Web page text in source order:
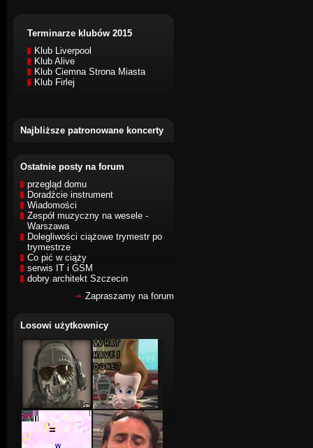
Terminarze klubów 2015
Klub Liverpool
Klub Alive
Klub Ciemna Strona Miasta
Klub Firlej
Najbliższe patronowane koncerty
Ostatnie posty na forum
przegląd domu
Doradźcie instrument
Wiadomości
Zespół muzyczny na wesele -
Warszawa
Dolegliwości ciążowe trymestr po
trymestrze
Co pić w ciąży
serwis IT i GSM
dobry architekt Szczecin
Zapraszamy na forum
Losowi użytkownicy